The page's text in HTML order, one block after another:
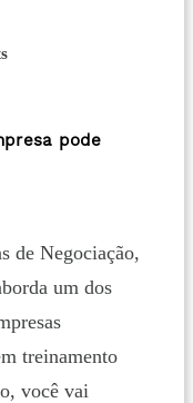
pode
de Negociação,
um dos
treinamento
você vai